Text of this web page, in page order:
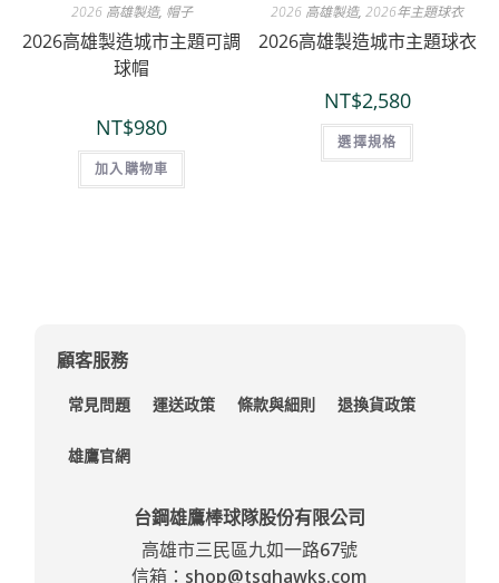
2026 高雄製造, 帽子
2026高雄製造城市主題可調
球帽
NT$980
加入購物車
2026 高雄製造,2026年主題球衣
2026高雄製造城市主題球衣
NT$2,580
選擇規格
顧客服務
常見問題 運送政策 條款與細則 退換貨政策
雄鷹官網
台鋼雄鷹棒球隊股份有限公司
高雄市三民區九如一路67號
信箱：shop@tsghawks.com